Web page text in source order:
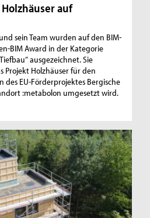
auf
sein Team wurden auf den BIM-
BIM Award in der Kategorie
ausgezeichnet. Sie
Projekt Holzhäuser für den
des EU-Förderprojektes Bergische
:metabolon umgesetzt wird.